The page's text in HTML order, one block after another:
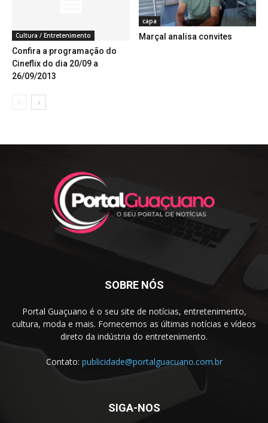
Cultura / Entretenimento
Confira a programação do
Cineflix do dia 20/09 a
26/09/2013
capa
Marçal analisa convites
SOBRE NÓS
Portal Guaçuano é o seu site de notícias, entretenimento,
cultura, moda e mais. Fornecemos as últimas notícias e vídeos
direto da indústria do entretenimento.
Contato: publicidade@portalguacuano.com.br
SIGA-NOS